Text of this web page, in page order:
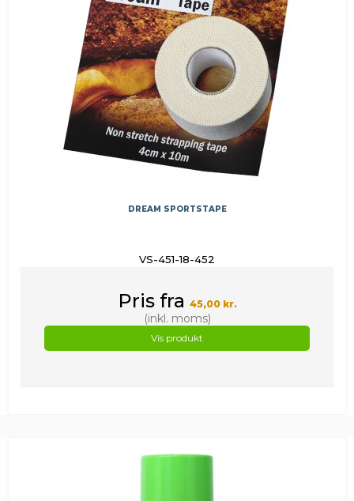
DREAM SPORTSTAPE
VS-451-18-452
Pris fra 45,00 kr.
(inkl. moms)
Vis produkt